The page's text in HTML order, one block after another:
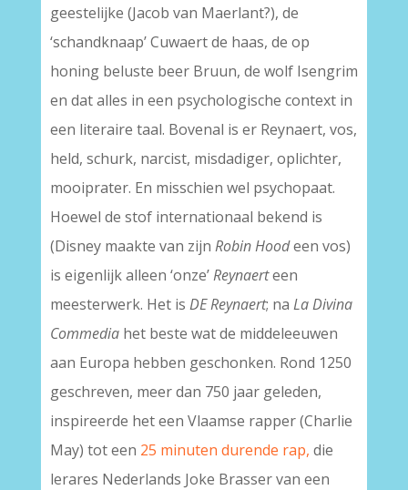
geestelijke (Jacob van Maerlant?), de
‘schandknaap’ Cuwaert de haas, de op
honing beluste beer Bruun, de wolf Isengrim
en dat alles in een psychologische context in
een literaire taal. Bovenal is er Reynaert, vos,
held, schurk, narcist, misdadiger, oplichter,
mooiprater. En misschien wel psychopaat.
Hoewel de stof internationaal bekend is
(Disney maakte van zijn Robin Hoodeen vos)
is eigenlijk alleen ‘onze’Reynaerteen
meesterwerk. Het is DE Reynaert; na La Divina
Commediahet beste wat de middeleeuwen
aan Europa hebben geschonken. Rond 1250
geschreven, meer dan 750 jaar geleden,
inspireerde het een Vlaamse rapper (Charlie
May) tot een 25 minuten durende rap, die
lerares Nederlands Joke Brasser van een